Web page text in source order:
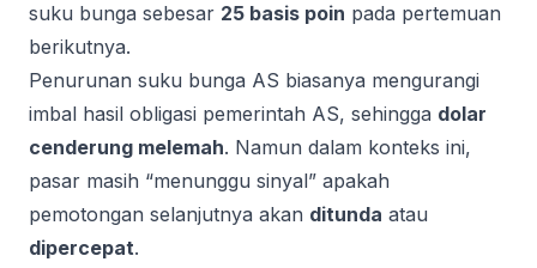
suku bunga sebesar 25 basis poin pada pertemuan
berikutnya.
Penurunan suku bunga AS biasanya mengurangi
imbal hasil obligasi pemerintah AS, sehingga dolar
cenderung melemah. Namun dalam konteks ini,
pasar masih “menunggu sinyal” apakah
pemotongan selanjutnya akan ditunda atau
dipercepat.